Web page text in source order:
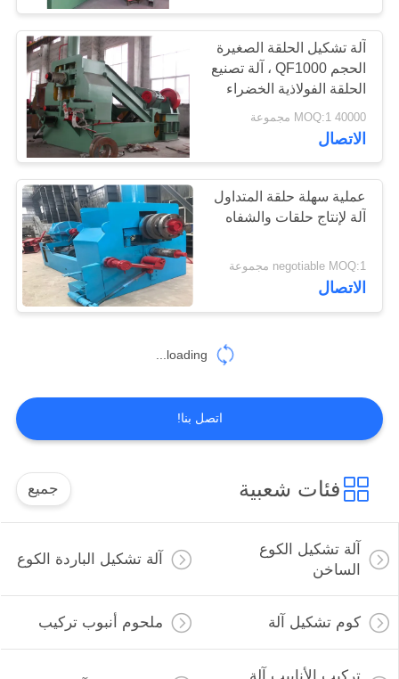
آلة تشكيل الحلقة الصغيرة
الحجم QF1000 ، آلة تصنيع
الحلقة الفولاذية الخضراء
40000 MOQ:1 مجموعة
الاتصال
عملية سهلة حلقة المتداول
آلة لإنتاج حلقات والشفاه
negotiable MOQ:1 مجموعة
الاتصال
loading...
اتصل بنا!
فئات شعبية جميع
آلة تشكيل الكوع
الساخن
آلة تشكيل الباردة الكوع
كوم تشكيل آلة ملحوم أنبوب تركيب